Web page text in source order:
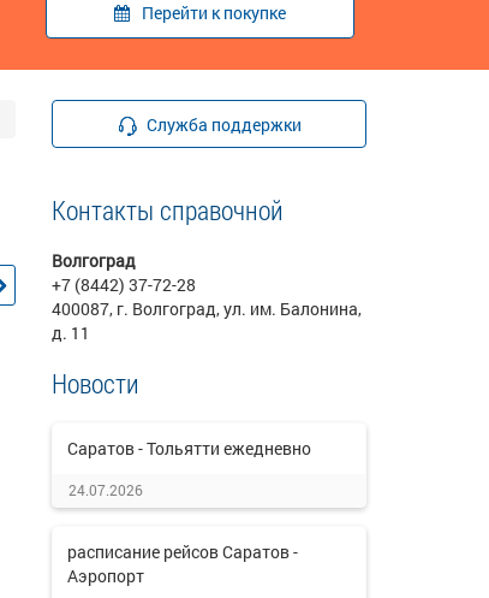
Перейти к покупке
Служба поддержки
Контакты справочной
Волгоград
+7 (8442) 37-72-28
400087, г. Волгоград, ул. им. Балонина,
д. 11
Новости
Саратов - Тольятти ежедневно
24.07.2026
расписание рейсов Саратов -
Аэропорт